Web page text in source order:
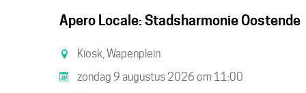
Apero Locale: Stadsharmonie Oostende
Kiosk, Wapenplein
zondag 9 augustus 2026 om 11:00